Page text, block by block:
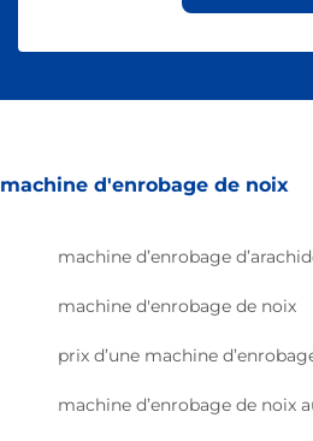
machine d'enrobage de noix
machine d’enrobage
machine d'enrobage de noix
prix d’une machine
machine d’enrobage de noix